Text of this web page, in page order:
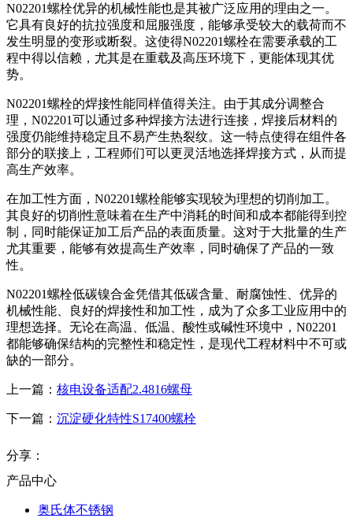
N02201螺栓优异的机械性能也是其被广泛应用的理由之一。
它具有良好的抗拉强度和屈服强度，能够承受较大的载荷而不
发生明显的变形或断裂。这使得N02201螺栓在需要承载的工
程中得以信赖，尤其是在重载及高压环境下，更能体现其优
势。
N02201螺栓的焊接性能同样值得关注。由于其成分调整合
理，N02201可以通过多种焊接方法进行连接，焊接后材料的
强度仍能维持稳定且不易产生热裂纹。这一特点使得在组件各
部分的联接上，工程师们可以更灵活地选择焊接方式，从而提
高生产效率。
在加工性方面，N02201螺栓能够实现较为理想的切削加工。
其良好的切削性意味着在生产中消耗的时间和成本都能得到控
制，同时能保证加工后产品的表面质量。这对于大批量的生产
尤其重要，能够有效提高生产效率，同时确保了产品的一致
性。
N02201螺栓低碳镍合金凭借其低碳含量、耐腐蚀性、优异的
机械性能、良好的焊接性和加工性，成为了众多工业应用中的
理想选择。无论在高温、低温、酸性或碱性环境中，N02201
都能够确保结构的完整性和稳定性，是现代工程材料中不可或
缺的一部分。
上一篇： 核电设备适配2.4816螺母
下一篇： 沉淀硬化特性S17400螺栓
分享：
产品中心
奥氏体不锈钢